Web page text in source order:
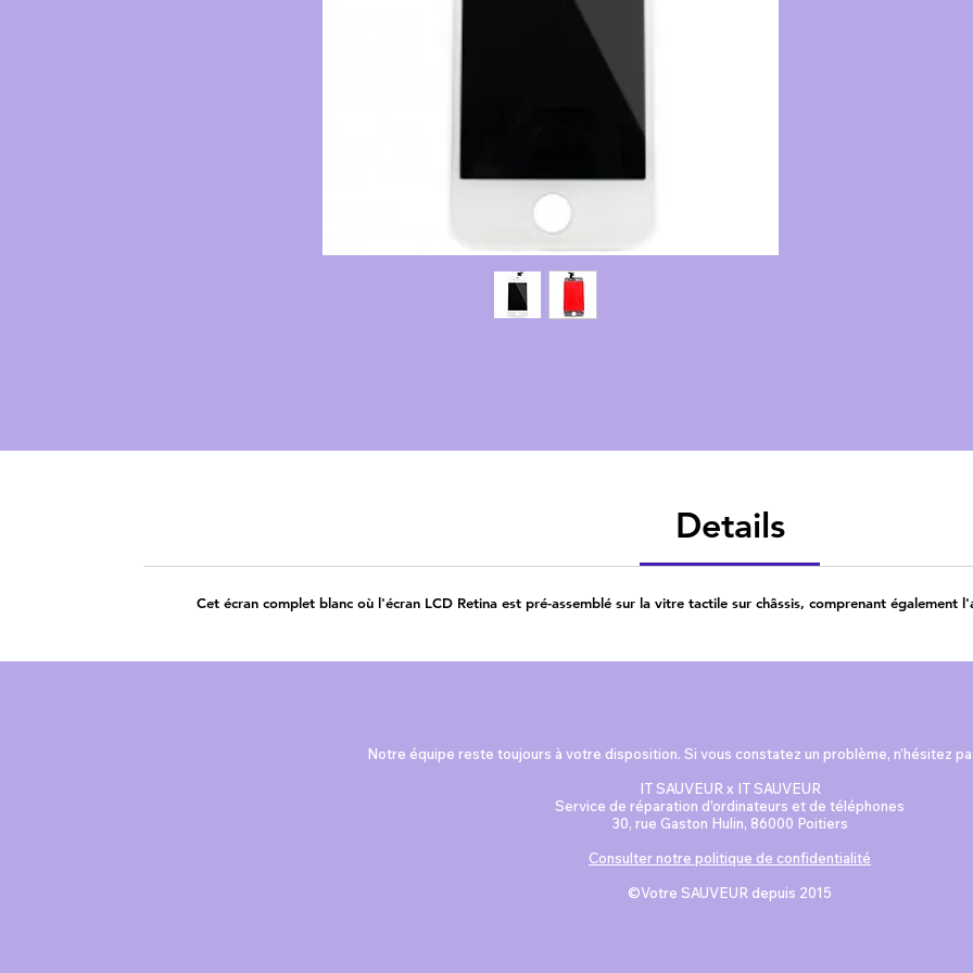
Details
Cet écran complet blanc où l'écran LCD Retina est pré-assemblé sur la vitre tactile sur châssis, comprenant également
Notre équipe reste toujours à votre disposition. Si vous constatez un problème, n’hésitez
IT SAUVEUR x IT SAUVEUR
Service de réparation d'ordinateurs et de téléphones
30, rue Gaston Hulin, 86000 Poitiers
Consulter notre politique de confidentialité
©Votre SAUVEUR depuis 2015